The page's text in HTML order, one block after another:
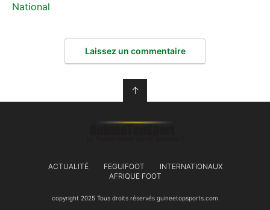
National
Laissez un commentaire
↑
ACTUALITÉ FEGUIFOOT
INTERNATIONAUX
AFRIQUE FOOT
copyright 2025 Tous droits réservés guineetopsports.com